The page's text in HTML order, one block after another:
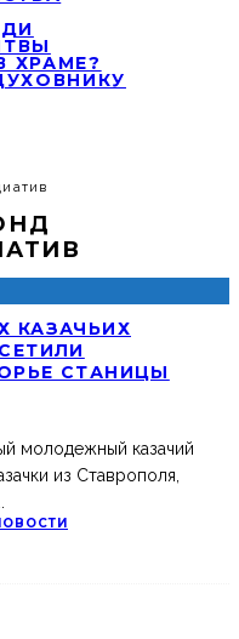
ХРАМЕ?
КАЗАЧЬИХ
СТАНИЦЫ
молодежный казачий
из Ставрополя,